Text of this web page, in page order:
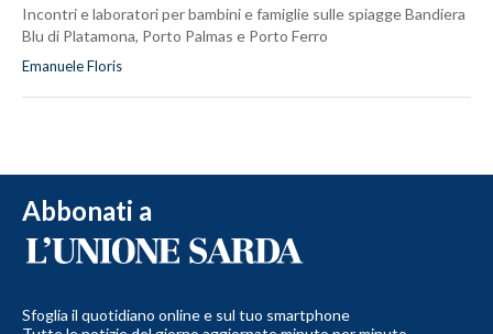
Incontri e laboratori per bambini e famiglie sulle spiagge Bandiera
Blu di Platamona, Porto Palmas e Porto Ferro
Emanuele Floris
Abbonati a
Sfoglia il quotidiano online e sul tuo smartphone